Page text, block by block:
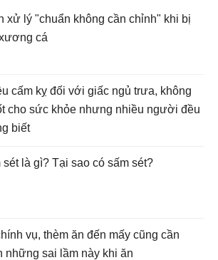
xử lý "chuẩn không cần chỉnh" khi bị
cá
cấm kỵ đối với giấc ngủ trưa, không
cho sức khỏe nhưng nhiều người đều
biết
sét là gì? Tại sao có sấm sét?
vụ, thèm ăn đến mấy cũng cần
những sai lầm này khi ăn